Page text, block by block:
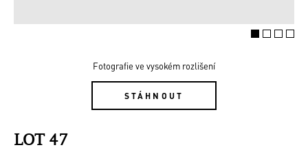
Fotografie ve vysokém rozlišení
STÁHNOUT
LOT 47